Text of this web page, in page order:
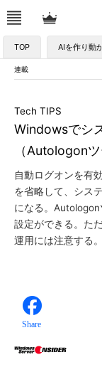
TOP AIを作り動
連載
Windowsでシ
（Autologonツ
Tech TIPS
自動ログオンを有
を省略して、シス
になる。
設定ができる。た
運用には注意する。
Share